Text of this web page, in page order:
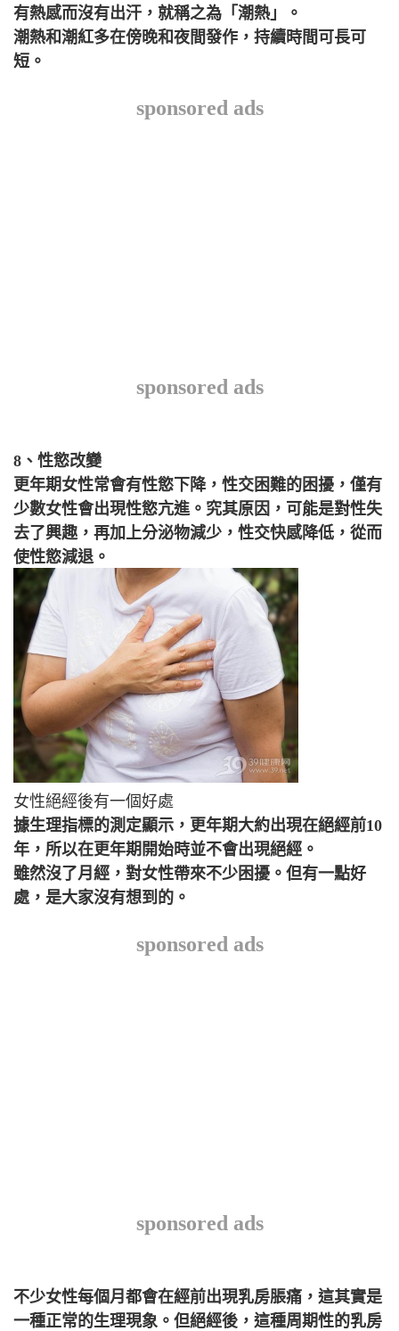
有熱感而沒有出汗，就稱之為「潮熱」。
潮熱和潮紅多在傍晚和夜間發作，持續時間可長可
短。
sponsored ads
sponsored ads
8、性慾改變
更年期女性常會有性慾下降，性交困難的困擾，僅有
少數女性會出現性慾亢進。究其原因，可能是對性失
去了興趣，再加上分泌物減少，性交快感降低，從而
使性慾減退。
女性絕經後有一個好處
據生理指標的測定顯示，更年期大約出現在絕經前10
年，所以在更年期開始時並不會出現絕經。
雖然沒了月經，對女性帶來不少困擾。但有一點好
處，是大家沒有想到的。
sponsored ads
sponsored ads
不少女性每個月都會在經前出現乳房脹痛，這其實是
一種正常的生理現象。但絕經後，這種周期性的乳房